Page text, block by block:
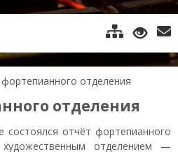
отделения
отделения
отчёт фортепианного
отделением —